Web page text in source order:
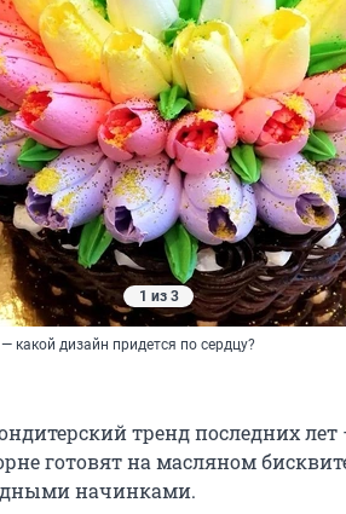
1 из 3
какой дизайн придется по сердцу?
тренд последних лет
готовят на масляном
начинками.